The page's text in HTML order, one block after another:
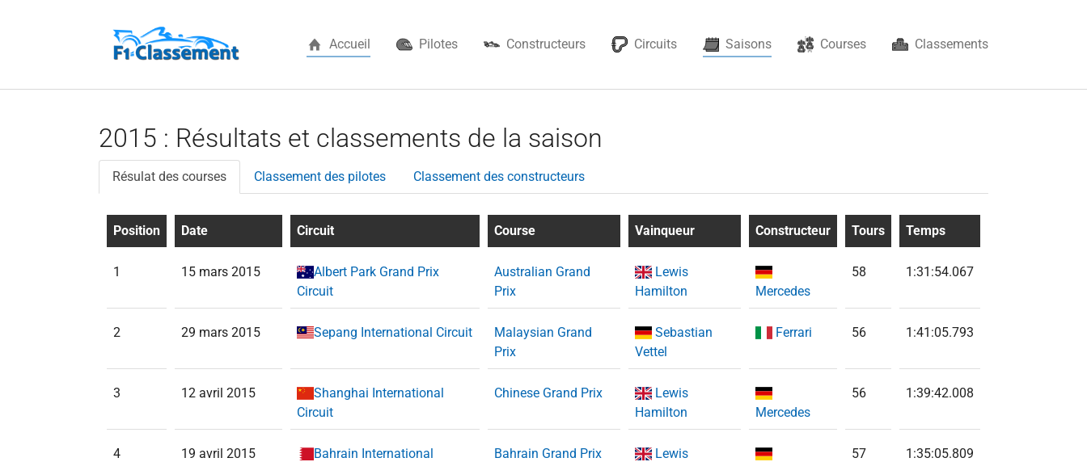
Accueil Pilotes Constructeurs Circuits Saisons(current) Courses Classements
2015 : Résultats et classements de la saison
Résulat des courses Classement des pilotes Classement des constructeurs
Position Date Circuit Course Vainqueur Constructeur Tours Temps
1 15 mars 2015
Albert Park Grand Prix
Circuit
Australian Grand
Prix
Lewis
Hamilton
Mercedes
58 1:31:54.067
2 29 mars 2015 Sepang International Circuit
Malaysian Grand
Prix
Sebastian
Vettel
Ferrari 56 1:41:05.793
3 12 avril 2015
Shanghai International
Circuit
Chinese Grand Prix
Lewis
Hamilton
Mercedes
56 1:39:42.008
4 19 avril 2015
Bahrain International
Bahrain Grand Prix
Lewis
57 1:35:05.809